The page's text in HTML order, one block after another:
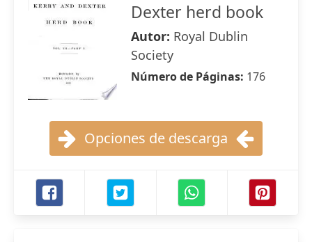
Dexter herd book
Autor: Royal Dublin
Society
Número de Páginas: 176
Opciones de descarga